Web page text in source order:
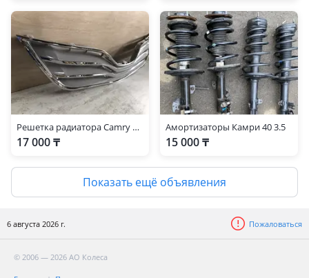
Решетка радиатора Camry 45 матовая
17 000 ₸
Амортизаторы Камри 40 3.5
15 000 ₸
Показать ещё объявления
6 августа 2026 г. Пожаловаться
© 2006 — 2026 АО Колеса